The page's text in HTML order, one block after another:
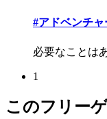
#アドベンチャ
必要なことは
1
このフリー